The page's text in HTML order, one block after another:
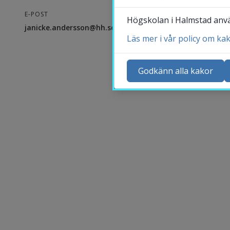
E-POST
janicke.andersson@hh.se
Högskolan i Halmstad
Läs mer i vår policy om
Godkänn alla kakor